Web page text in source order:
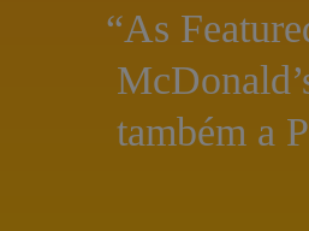
“As
também a